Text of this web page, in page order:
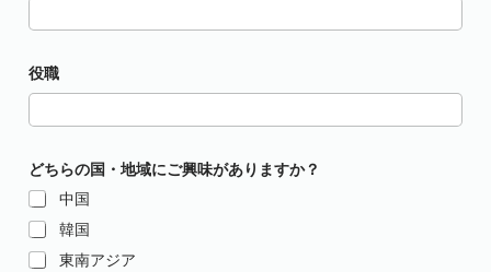
役職
どちらの国・地域にご興味がありますか？
中国
韓国
東南アジア